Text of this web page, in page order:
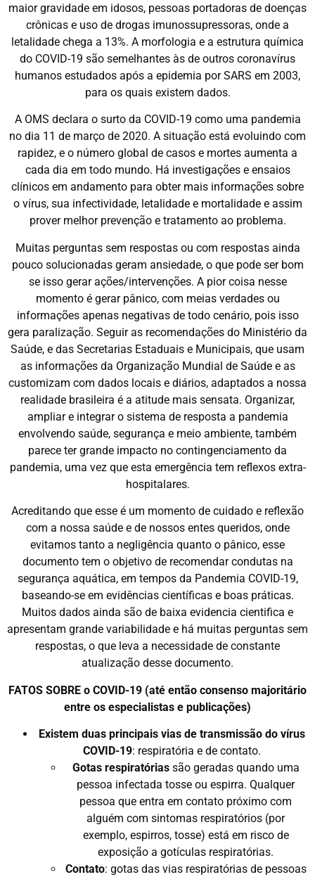
maior gravidade em idosos, pessoas portadoras de doenças
crônicas e uso de drogas imunossupressoras, onde a
letalidade chega a 13%. A morfologia e a estrutura química
do COVID-19 são semelhantes às de outros coronavírus
humanos estudados após a epidemia por SARS em 2003,
para os quais existem dados.
A OMS declara o surto da COVID-19 como uma pandemia
no dia 11 de março de 2020. A situação está evoluindo com
rapidez, e o número global de casos e mortes aumenta a
cada dia em todo mundo. Há investigações e ensaios
clínicos em andamento para obter mais informações sobre
o vírus, sua infectividade, letalidade e mortalidade e assim
prover melhor prevenção e tratamento ao problema.
Muitas perguntas sem respostas ou com respostas ainda
pouco solucionadas geram ansiedade, o que pode ser bom
se isso gerar ações/intervenções. A pior coisa nesse
momento é gerar pânico, com meias verdades ou
informações apenas negativas de todo cenário, pois isso
gera paralização. Seguir as recomendações do Ministério da
Saúde, e das Secretarias Estaduais e Municipais, que usam
as informações da Organização Mundial de Saúde e as
customizam com dados locais e diários, adaptados a nossa
realidade brasileira é a atitude mais sensata. Organizar,
ampliar e integrar o sistema de resposta a pandemia
envolvendo saúde, segurança e meio ambiente, também
parece ter grande impacto no contingenciamento da
pandemia, uma vez que esta emergência tem reflexos extra-
hospitalares.
Acreditando que esse é um momento de cuidado e reflexão
com a nossa saúde e de nossos entes queridos, onde
evitamos tanto a negligência quanto o pânico, esse
documento tem o objetivo de recomendar condutas na
segurança aquática, em tempos da Pandemia COVID-19,
baseando-se em evidências científicas e boas práticas.
Muitos dados ainda são de baixa evidencia cientifica e
apresentam grande variabilidade e há muitas perguntas sem
respostas, o que leva a necessidade de constante
atualização desse documento.
FATOS SOBRE o COVID-19 (até então consenso majoritário
entre os especialistas e publicações)
Existem duas principais vias de transmissão do vírus
COVID-19: respiratória e de contato.
Gotas respiratóriassão geradas quando uma
pessoa infectada tosse ou espirra. Qualquer
pessoa que entra em contato próximo com
alguém com sintomas respiratórios (por
exemplo, espirros, tosse) está em risco de
exposição a gotículas respiratórias.
Contato: gotas das vias respiratórias de pessoas